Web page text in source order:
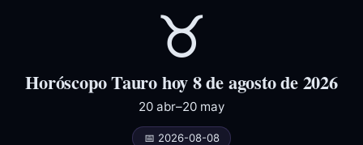
♉
Horóscopo Tauro hoy 8 de agosto de 2026
20 abr–20 may
📅 2026-08-08